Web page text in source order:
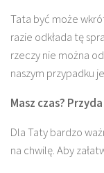
Tata być może
razie odkłada tę
rzeczy nie można
naszym przypadku
Masz czas?
Dla Taty bardzo
na chwilę. Aby